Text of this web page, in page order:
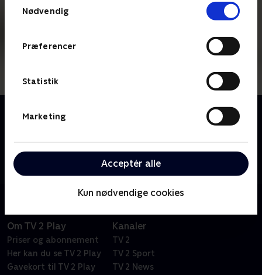
Nødvendig
Præferencer
Statistik
Marketing
Acceptér alle
Kun nødvendige cookies
Om Bag om kandidaten
sidder ved bålstedet for at snakke politik over et
stykke selvvalgt bagværk.
Om TV 2 Play
Priser og abonnement
Her kan du se TV 2 Play
Gavekort til TV 2 Play
Kanaler
TV 2
TV 2 Sport
TV 2 News